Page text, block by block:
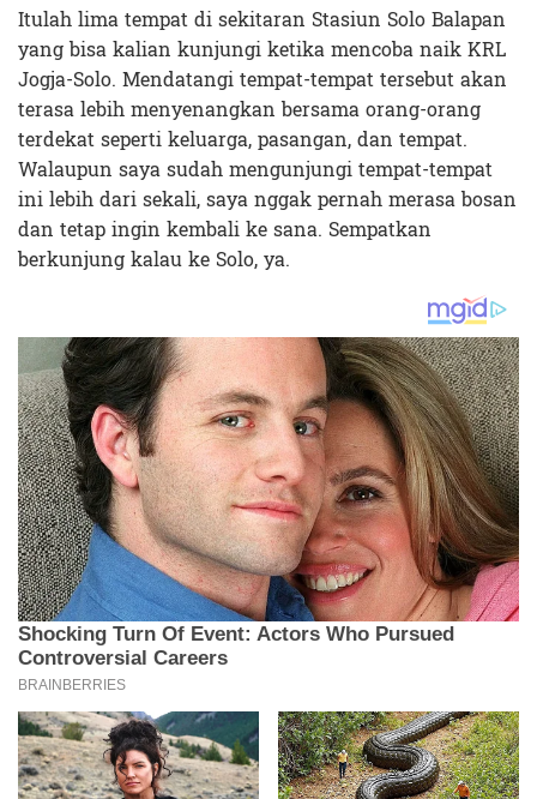
Itulah lima tempat di sekitaran Stasiun Solo Balapan
yang bisa kalian kunjungi ketika mencoba naik KRL
Jogja-Solo. Mendatangi tempat-tempat tersebut akan
terasa lebih menyenangkan bersama orang-orang
terdekat seperti keluarga, pasangan, dan tempat.
Walaupun saya sudah mengunjungi tempat-tempat
ini lebih dari sekali, saya nggak pernah merasa bosan
dan tetap ingin kembali ke sana. Sempatkan
berkunjung kalau ke Solo, ya.